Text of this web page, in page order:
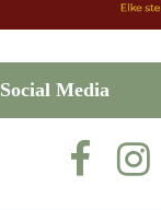
Social Media